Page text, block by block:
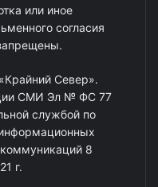
или иное
согласия
Север».
СМИ Эл № ФС 77
службой по
8
г.